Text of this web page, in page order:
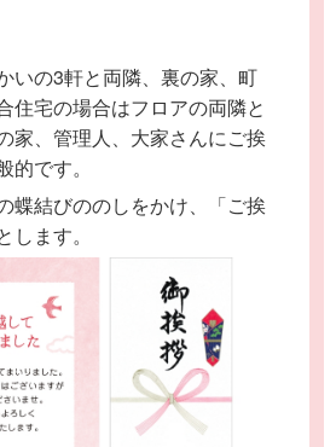
いの3軒と両隣、裏の家、町
住宅の場合はフロアの両隣と
家、管理人、大家さんにご挨
です。
蝶結びののしをかけ、「ご挨
ます。